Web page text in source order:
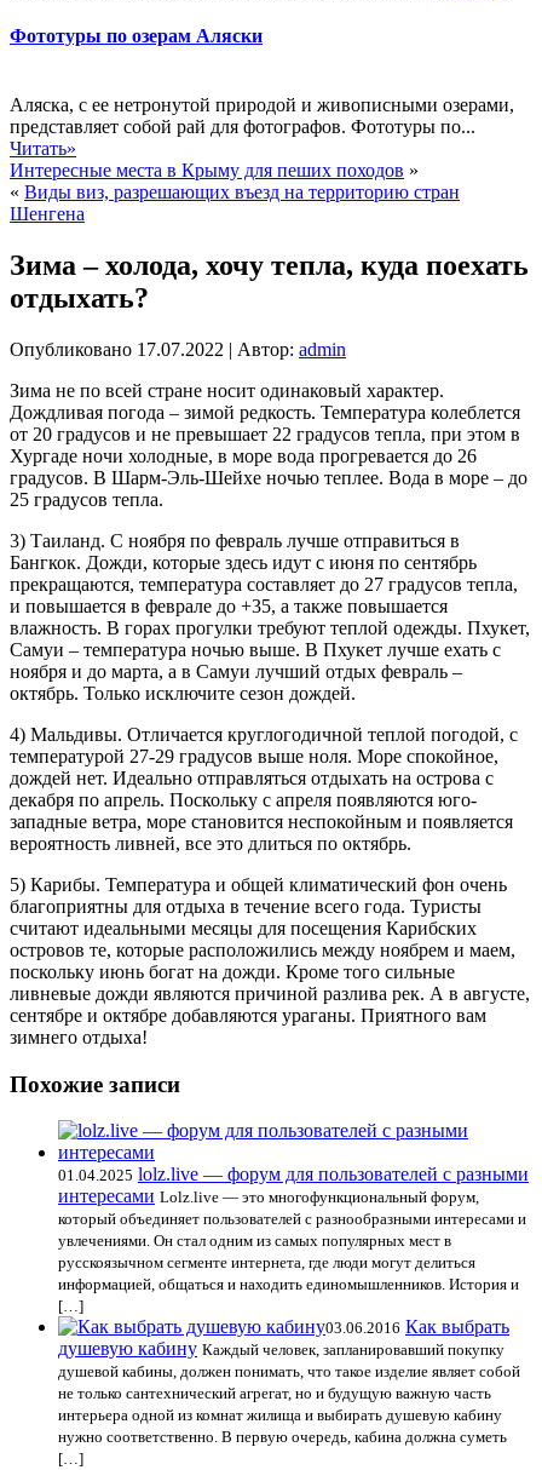
Фототуры по озерам Аляски
Аляска, с ее нетронутой природой и живописными озерами,
представляет собой рай для фотографов. Фототуры по...
Читать»
Интересные места в Крыму для пеших походов »
« Виды виз, разрешающих въезд на территорию стран
Шенгена
Зима – холода, хочу тепла, куда поехать
отдыхать?
Опубликовано 17.07.2022 | Автор: admin
Зима не по всей стране носит одинаковый характер.
Дождливая погода – зимой редкость. Температура колеблется
от 20 градусов и не превышает 22 градусов тепла, при этом в
Хургаде ночи холодные, в море вода прогревается до 26
градусов. В Шарм-Эль-Шейхе ночью теплее. Вода в море – до
25 градусов тепла.
3) Таиланд. С ноября по февраль лучше отправиться в
Бангкок. Дожди, которые здесь идут с июня по сентябрь
прекращаются, температура составляет до 27 градусов тепла,
и повышается в феврале до +35, а также повышается
влажность. В горах прогулки требуют теплой одежды. Пхукет,
Самуи – температура ночью выше. В Пхукет лучше ехать с
ноября и до марта, а в Самуи лучший отдых февраль –
октябрь. Только исключите сезон дождей.
4) Мальдивы. Отличается круглогодичной теплой погодой, с
температурой 27-29 градусов выше ноля. Море спокойное,
дождей нет. Идеально отправляться отдыхать на острова с
декабря по апрель. Поскольку с апреля появляются юго-
западные ветра, море становится неспокойным и появляется
вероятность ливней, все это длиться по октябрь.
5) Карибы. Температура и общей климатический фон очень
благоприятны для отдыха в течение всего года. Туристы
считают идеальными месяцы для посещения Карибских
островов те, которые расположились между ноябрем и маем,
поскольку июнь богат на дожди. Кроме того сильные
ливневые дожди являются причиной разлива рек. А в августе,
сентябре и октябре добавляются ураганы. Приятного вам
зимнего отдыха!
Похожие записи
01.04.2025 lolz.live — форум для пользователей с разными
интересами Lolz.live — это многофункциональный форум,
который объединяет пользователей с разнообразными интересами и
увлечениями. Он стал одним из самых популярных мест в
русскоязычном сегменте интернета, где люди могут делиться
информацией, общаться и находить единомышленников. История и
[…]
03.06.2016 Как выбрать
душевую кабину Каждый человек, запланировавший покупку
душевой кабины, должен понимать, что такое изделие являет собой
не только сантехнический агрегат, но и будущую важную часть
интерьера одной из комнат жилища и выбирать душевую кабину
нужно соответственно. В первую очередь, кабина должна суметь
[…]